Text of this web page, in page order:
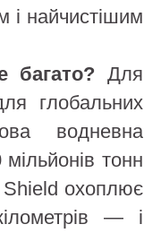
найчистішим
Для
глобальних
водневна
тонн
охоплює
— і